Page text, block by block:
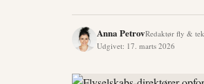
Anna PetrovRedaktør fly &
Udgivet: 17. marts 2026